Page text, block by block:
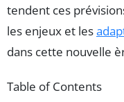
tendent ces
les enjeux et les
dans cette nouvelle
Table of Contents